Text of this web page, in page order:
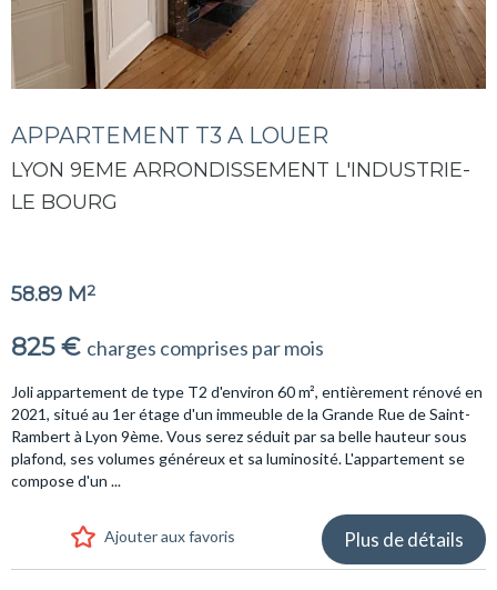
APPARTEMENT T3 A LOUER
LYON 9EME ARRONDISSEMENT L'INDUSTRIE-
LE BOURG
58.89 M2
825 € charges comprises par mois
Joli appartement de type T2 d'environ 60 m², entièrement rénové en
2021, situé au 1er étage d'un immeuble de la Grande Rue de Saint-
Rambert à Lyon 9ème. Vous serez séduit par sa belle hauteur sous
plafond, ses volumes généreux et sa luminosité. L'appartement se
compose d'un ...
Ajouter aux favoris Plus de détails